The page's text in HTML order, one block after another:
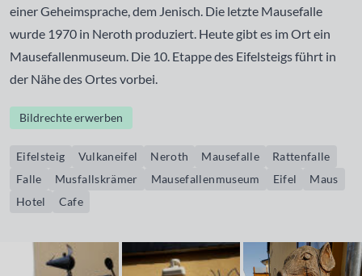
einer Geheimsprache, dem Jenisch. Die letzte Mausefalle
wurde 1970 in Neroth produziert. Heute gibt es im Ort ein
Mausefallenmuseum. Die 10. Etappe des Eifelsteigs führt in
der Nähe des Ortes vorbei.
Bildrechte erwerben
Eifelsteig Vulkaneifel Neroth Mausefalle
Rattenfalle
Falle
Musfallskrämer Mausefallenmuseum Eifel
Maus
Hotel
Cafe